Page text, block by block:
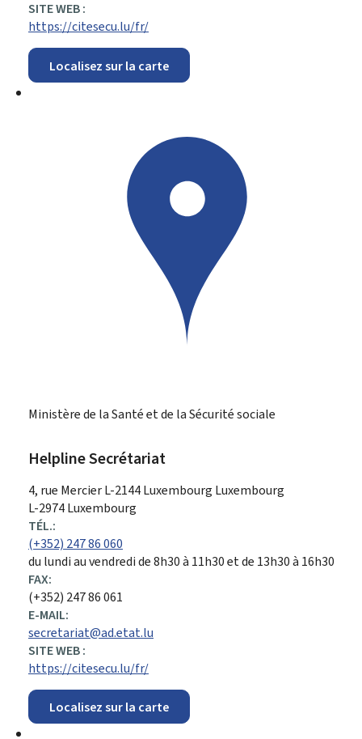
SITE WEB :
https://citesecu.lu/fr/
Localisez sur la carte
Ministère de la Santé et de la Sécurité sociale
Helpline Secrétariat
ADRESSE
:
4, rue MercierL-2144Luxembourg Luxembourg
L-2974 Luxembourg
TÉL.:
(+352) 247 86 060
du lundi au vendredi de 8h30 à 11h30 et de 13h30 à 16h30
FAX:
(+352) 247 86 061
E-MAIL:
secretariat@ad.etat.lu
SITE WEB :
https://citesecu.lu/fr/
Localisez sur la carte